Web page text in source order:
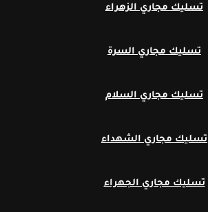
تسليك مجاري الزهراء
تسليك مجاري السرة
تسليك مجاري السلام
تسليك مجاري الشهداء
تسليك مجاري الجهراء